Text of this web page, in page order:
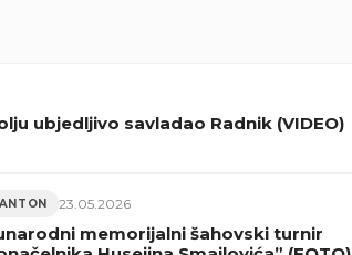
ubjedljivo savladao Radnik (VIDEO)
23.05.2026
memorijalni šahovski turnir